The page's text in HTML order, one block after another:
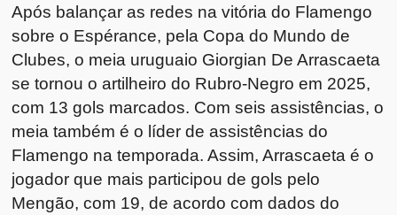
Após balançar as redes na vitória do Flamengo
sobre o Espérance, pela Copa do Mundo de
Clubes, o meia uruguaio Giorgian De Arrascaeta
se tornou o artilheiro do Rubro-Negro em 2025,
com 13 gols marcados. Com seis assistências, o
meia também é o líder de assistências do
Flamengo na temporada. Assim, Arrascaeta é o
jogador que mais participou de gols pelo
Mengão, com 19, de acordo com dados do